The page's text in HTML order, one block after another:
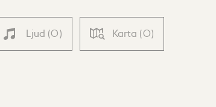
Ljud (0) Karta (0)